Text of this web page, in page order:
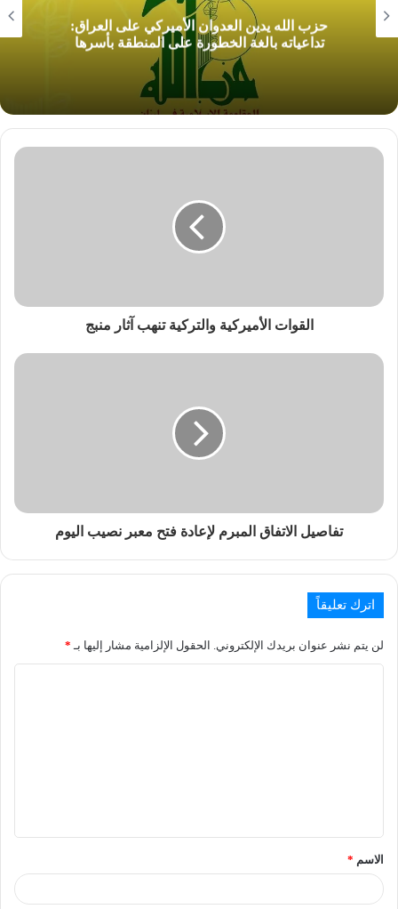
حزب الله يدين العدوان الأميركي على العراق:
تداعياته بالغة الخطورة على المنطقة بأسرها
القوات الأميركية والتركية تنهب آثار منبج
تفاصيل الاتفاق المبرم لإعادة فتح معبر نصيب اليوم
اترك تعليقاً
لن يتم نشر عنوان بريدك الإلكتروني. الحقول الإلزامية مشار إليها بـ *
الاسم *